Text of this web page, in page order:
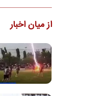
از میان اخبار